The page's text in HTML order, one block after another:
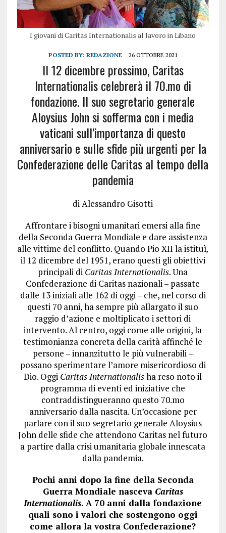
I giovani di Caritas Internationalis al lavoro in Libano
POSTED BY: REDAZIONE 26 OTTOBRE 2021
Il 12 dicembre prossimo, Caritas
Internationalis celebrerà il 70.mo di
fondazione. Il suo segretario generale
Aloysius John si sofferma con i media
vaticani sull’importanza di questo
anniversario e sulle sfide più urgenti per la
Confederazione delle Caritas al tempo della
pandemia
di Alessandro Gisotti
Affrontare i bisogni umanitari emersi alla fine
della Seconda Guerra Mondiale e dare assistenza
alle vittime del conflitto. Quando Pio XII la istituì,
il 12 dicembre del 1951, erano questi gli obiettivi
principali di Caritas Internationalis. Una
Confederazione di Caritas nazionali – passate
dalle 13 iniziali alle 162 di oggi – che, nel corso di
questi 70 anni, ha sempre più allargato il suo
raggio d’azione e moltiplicato i settori di
intervento. Al centro, oggi come alle origini, la
testimonianza concreta della carità affinché le
persone – innanzitutto le più vulnerabili –
possano sperimentare l’amore misericordioso di
Dio. Oggi Caritas Internationalisha reso noto il
programma di eventi ed iniziative che
contraddistingueranno questo 70.mo
anniversario dalla nascita. Un’occasione per
parlare con il suo segretario generale Aloysius
John delle sfide che attendono Caritas nel futuro
a partire dalla crisi umanitaria globale innescata
dalla pandemia.
Pochi anni dopo la fine della Seconda
Guerra Mondiale nasceva Caritas
Internationalis. A 70 anni dalla fondazione
quali sono i valori che sostengono oggi
come allora la vostra Confederazione?